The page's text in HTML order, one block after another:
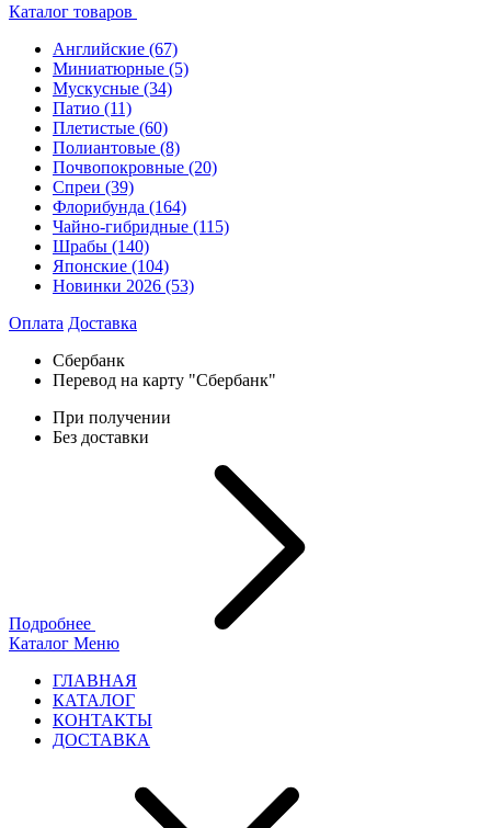
Каталог товаров
Английские (67)
Миниатюрные (5)
Мускусные (34)
Патио (11)
Плетистые (60)
Полиантовые (8)
Почвопокровные (20)
Спреи (39)
Флорибунда (164)
Чайно-гибридные (115)
Шрабы (140)
Японские (104)
Новинки 2026 (53)
Оплата Доставка
Сбербанк
Перевод на карту "Сбербанк"
При получении
Без доставки
Подробнее
Каталог Меню
ГЛАВНАЯ
КАТАЛОГ
КОНТАКТЫ
ДОСТАВКА